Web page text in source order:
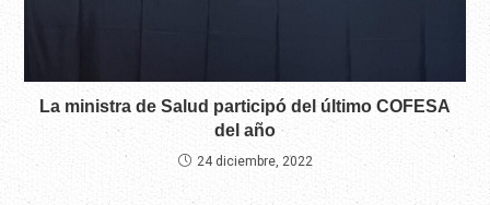
La ministra de Salud participó del último COFESA
del año
24 diciembre, 2022